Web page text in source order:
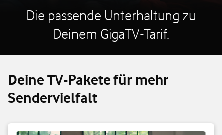
Die passende Unterhaltung zu
Deinem GigaTV-Tarif.
Deine TV-Pakete für mehr
Sendervielfalt